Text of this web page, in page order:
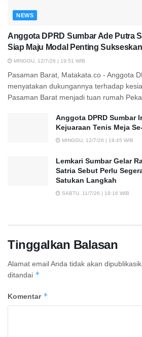
NEWS
Anggota DPRD Sumbar Ade Putra
Siap Maju Modal Penting
MINGGU, 12/7/26 | 19:51 WIB
Pasaman Barat, Matakata.co - Anggota
menyatakan dukungannya terhadap
Pasaman Barat menjadi tuan rumah
Anggota DPRD Sumbar
Kejuaraan Tenis Meja
MINGGU, 12/7/26 | 19:45 WIB
Lemkari Sumbar Gelar
Satria Sebut Perlu
Satukan Langkah
SABTU, 11/7/26 | 19:16 WIB
Tinggalkan Balasan
Alamat email Anda tidak akan
ditandai *
Komentar *